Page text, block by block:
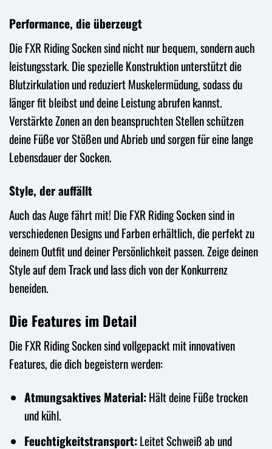
Performance, die überzeugt
Die FXR Riding Socken sind nicht nur bequem, sondern auch
leistungsstark. Die spezielle Konstruktion unterstützt die
Blutzirkulation und reduziert Muskelermüdung, sodass du
länger fit bleibst und deine Leistung abrufen kannst.
Verstärkte Zonen an den beanspruchten Stellen schützen
deine Füße vor Stößen und Abrieb und sorgen für eine lange
Lebensdauer der Socken.
Style, der auffällt
Auch das Auge fährt mit! Die FXR Riding Socken sind in
verschiedenen Designs und Farben erhältlich, die perfekt zu
deinem Outfit und deiner Persönlichkeit passen. Zeige deinen
Style auf dem Track und lass dich von der Konkurrenz
beneiden.
Die Features im Detail
Die FXR Riding Socken sind vollgepackt mit innovativen
Features, die dich begeistern werden:
Atmungsaktives Material:Hält deine Füße trocken
und kühl.
Feuchtigkeitstransport:Leitet Schweiß ab und